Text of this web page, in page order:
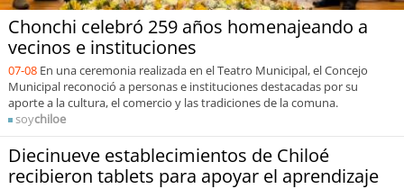
Chonchi celebró 259 años homenajeando a
vecinos e instituciones
07-08 En una ceremonia realizada en el Teatro Municipal, el Concejo
Municipal reconoció a personas e instituciones destacadas por su
aporte a la cultura, el comercio y las tradiciones de la comuna.
soychiloe
Diecinueve establecimientos de Chiloé
recibieron tablets para apoyar el aprendizaje